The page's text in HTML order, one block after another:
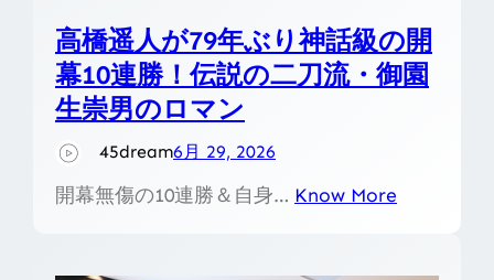
高橋遥人が79年ぶり神話級の開
幕10連勝！伝説の二刀流・御園
生崇男のロマン
45dream6月 29, 2026
開幕無傷の10連勝＆自身… Know More